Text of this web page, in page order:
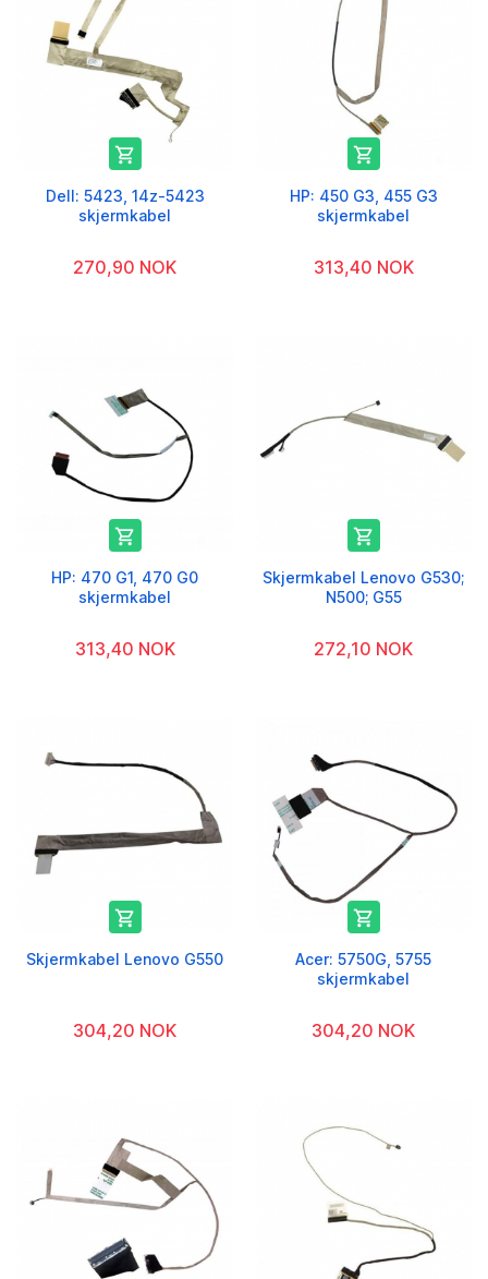

Dell: 5423, 14z-5423
skjermkabel
270,90 NOK

HP: 450 G3, 455 G3
skjermkabel
313,40 NOK

HP: 470 G1, 470 G0
skjermkabel
313,40 NOK

Skjermkabel Lenovo G530;
N500; G55
272,10 NOK

Skjermkabel Lenovo G550
304,20 NOK

Acer: 5750G, 5755
skjermkabel
304,20 NOK